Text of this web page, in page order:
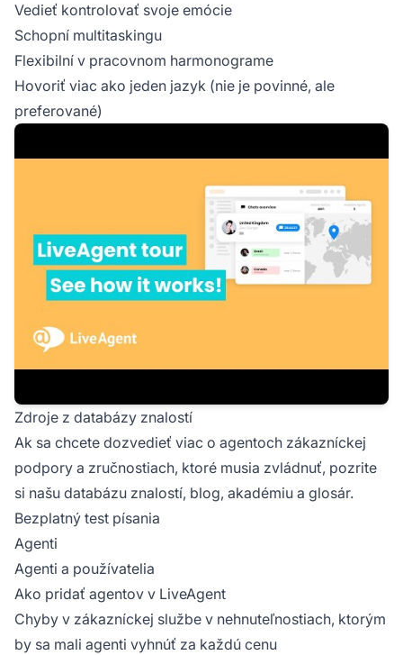
Vedieť kontrolovať svoje emócie
Schopní multitaskingu
Flexibilní v pracovnom harmonograme
Hovoriť viac ako jeden jazyk (nie je povinné, ale
preferované)
Zdroje z databázy znalostí
Ak sa chcete dozvedieť viac o agentoch zákazníckej
podpory a zručnostiach, ktoré musia zvládnuť, pozrite
si našu databázu znalostí, blog, akadémiu a glosár.
Bezplatný test písania
Agenti
Agenti a používatelia
Ako pridať agentov v LiveAgent
Chyby v zákazníckej službe v nehnuteľnostiach, ktorým
by sa mali agenti vyhnúť za každú cenu